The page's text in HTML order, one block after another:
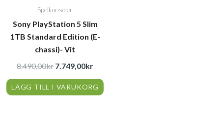
Spelkonsoler
Sony PlayStation 5 Slim
1TB Standard Edition (E-
chassi)- Vit
8.490,00kr 7.749,00kr
LÄGG TILL I VARUKORG